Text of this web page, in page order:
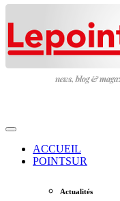
ACCUEIL
POINTSUR
Actualités